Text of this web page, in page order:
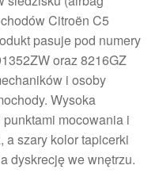
Citroën C5
pasuje pod numery
oraz 8216GZ
i osoby
Wysoka
mocowania i
a szary kolor tapicerki
dyskrecję we wnętrzu.